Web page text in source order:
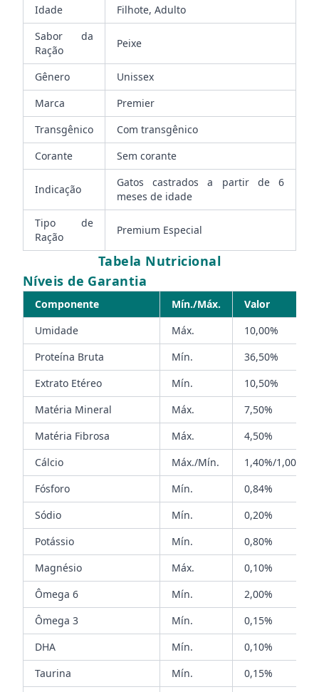
Idade
Filhote, Adulto
Sabor da
Ração
Peixe
Gênero
Unissex
Marca
Premier
Transgênico
Com transgênico
Corante
Sem corante
Indicação
Gatos castrados a partir de 6
meses de idade
Tipo de
Ração
Premium Especial
Tabela Nutricional
Níveis de Garantia
Componente Mín./Máx.
Valor
Umidade
Máx.
10,00%
Proteína Bruta
Mín.
36,50%
Extrato Etéreo
Mín.
10,50%
Matéria Mineral
Máx.
7,50%
Matéria Fibrosa
Máx.
4,50%
Cálcio
Máx./Mín.
1,40%/1,00%
Fósforo
Mín.
0,84%
Sódio
Mín.
0,20%
Potássio
Mín.
0,80%
Magnésio
Máx.
0,10%
Ômega 6
Mín.
2,00%
Ômega 3
Mín.
0,15%
DHA
Mín.
0,10%
Taurina
Mín.
0,15%